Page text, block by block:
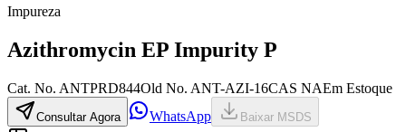
Impureza
Azithromycin EP Impurity P
Cat. No. ANTPRD844Old No. ANT-AZI-16CAS NAEm Estoque
Consultar Agora WhatsApp Baixar MSDS